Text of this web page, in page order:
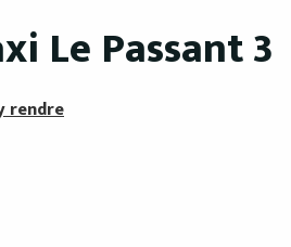
Le Passant 3
rendre